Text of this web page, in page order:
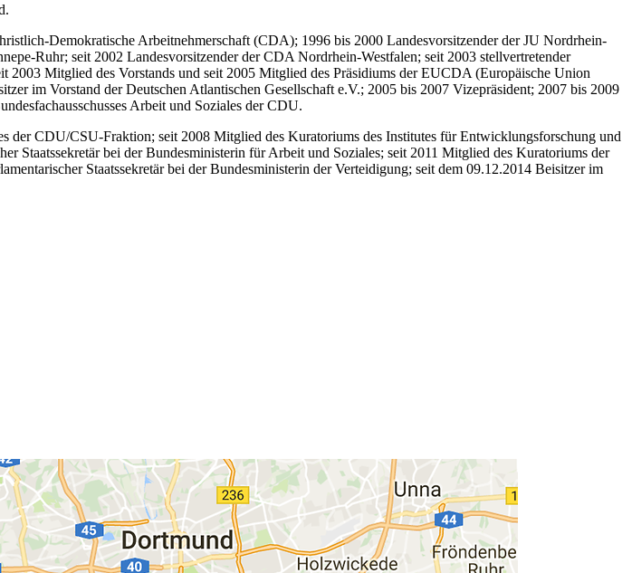
Demokratische Arbeitnehmerschaft (CDA); 1996 bis 2000 Landesvorsitzender der JU Nordrhein-
Ruhr; seit 2002 Landesvorsitzender der CDA Nordrhein-Westfalen; seit 2003 stellvertretender
Mitglied des Vorstands und seit 2005 Mitglied des Präsidiums der EUCDA (Europäische Union
im Vorstand der Deutschen Atlantischen Gesellschaft e.V.; 2005 bis 2007 Vizepräsident; 2007 bis 2009
Arbeit und Soziales der CDU.
der CDU/CSU-Fraktion; seit 2008 Mitglied des Kuratoriums des Institutes für Entwicklungsforschung und
bei der Bundesministerin für Arbeit und Soziales; seit 2011 Mitglied des Kuratoriums der
Staatssekretär bei der Bundesministerin der Verteidigung; seit dem 09.12.2014 Beisitzer im